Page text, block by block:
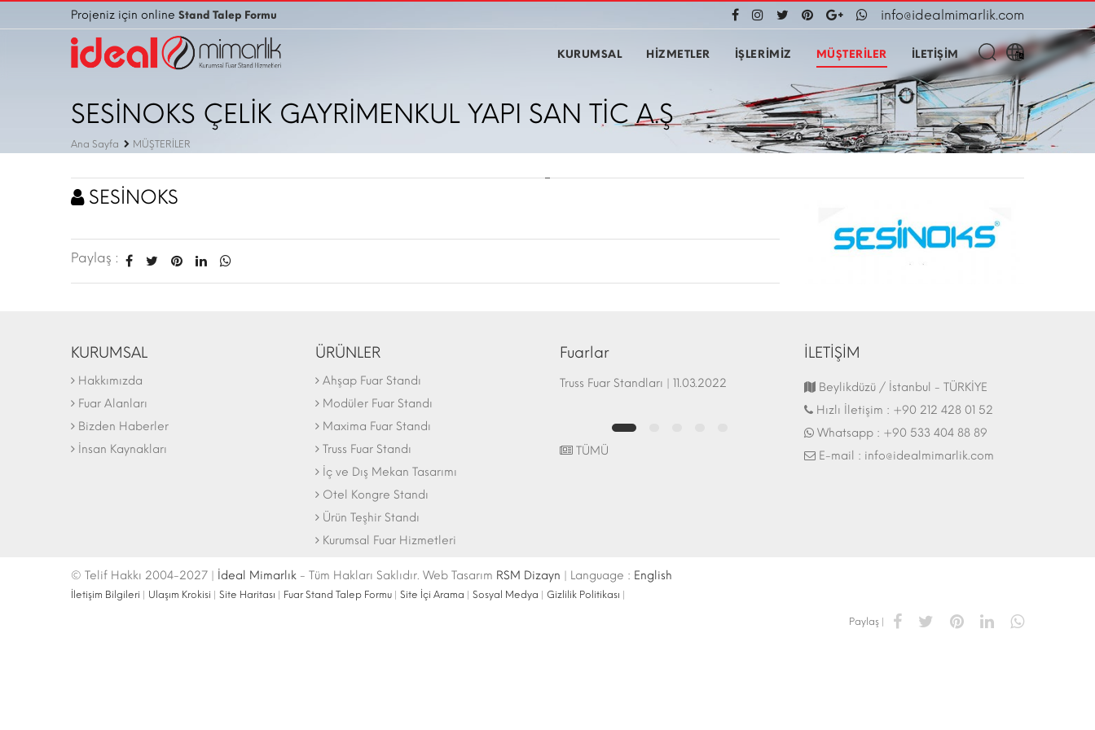
Projeniz için online Stand Talep Formu info@idealmimarlik.com
KURUMSAL HİZMETLER İŞLERİMİZ MÜŞTERİLER İLETİŞİM
SESİNOKS ÇELİK GAYRİMENKUL YAPI SAN TİC A.Ş
Ana Sayfa MÜŞTERİLER
SESİNOKS
Paylaş :
KURUMSAL
Hakkımızda
Fuar Alanları
Bizden Haberler
İnsan Kaynakları
ÜRÜNLER
Ahşap Fuar Standı
Modüler Fuar Standı
Maxima Fuar Standı
Truss Fuar Standı
İç ve Dış Mekan Tasarımı
Otel Kongre Standı
Ürün Teşhir Standı
Kurumsal Fuar Hizmetleri
Fuarlar
Truss Fuar Standları | 11.03.2022 Fuar Stand | 07.10.2017
TÜMÜ
İLETİŞİM
Beylikdüzü / İstanbul - TÜRKİYE
Hızlı İletişim : +90 212 428 01 52
Whatsapp : +90 533 404 88 89
E-mail : info@idealmimarlik.com
© Telif Hakkı 2004-2027 | İdeal Mimarlık - Tüm Hakları Saklıdır. Web Tasarım RSM Dizayn | Language : English
İletişim Bilgileri Ulaşım Krokisi Site Haritası Fuar Stand Talep Formu Site İçi Arama Sosyal Medya Gizlilik Politikası
Paylaş |